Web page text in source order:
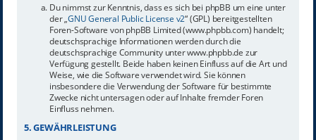
Du nimmst zur Kenntnis, dass es sich bei phpBB um eine unter
der „GNU General Public License v2“ (GPL) bereitgestellten
Foren-Software von phpBB Limited (www.phpbb.com) handelt;
deutschsprachige Informationen werden durch die
deutschsprachige Community unter www.phpbb.de zur
Verfügung gestellt. Beide haben keinen Einfluss auf die Art und
Weise, wie die Software verwendet wird. Sie können
insbesondere die Verwendung der Software für bestimmte
Zwecke nicht untersagen oder auf Inhalte fremder Foren
Einfluss nehmen.
5. GEWÄHRLEISTUNG